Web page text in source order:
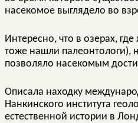
насекомое выглядело во
Интересно, что в озерах,
тоже нашли палеонтологи),
позволяло насекомым
Описала находку
Нанкинского института
естественной истории в